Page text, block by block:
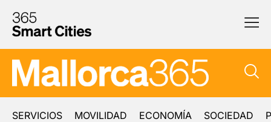
SERVICIOS MOVILIDAD ECONOMÍA SOCIEDAD